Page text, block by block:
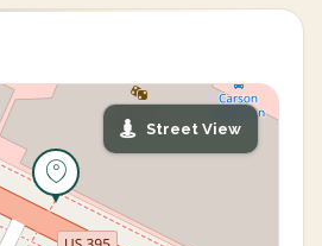
Street View